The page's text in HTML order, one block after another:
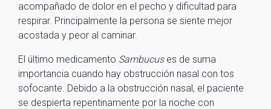
acompañado de dolor en el pecho y dificultad para
respirar. Principalmente la persona se siente mejor
acostada y peor al caminar.
El último medicamento Sambucus es de suma
importancia cuando hay obstrucción nasal con tos
sofocante. Debido a la obstrucción nasal, el paciente
se despierta repentinamente por la noche con